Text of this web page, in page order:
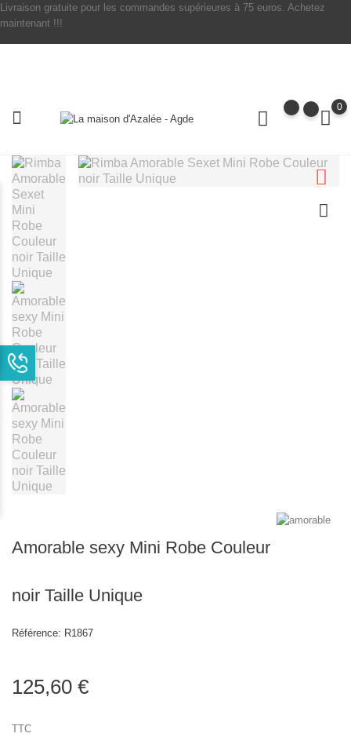
Livraison gratuite pour les commandes supérieures à 75 euros. Achetez
maintenant !!!
0
Amorable sexy Mini Robe Couleur
noir Taille Unique
Référence: R1867
125,60 €
TTC